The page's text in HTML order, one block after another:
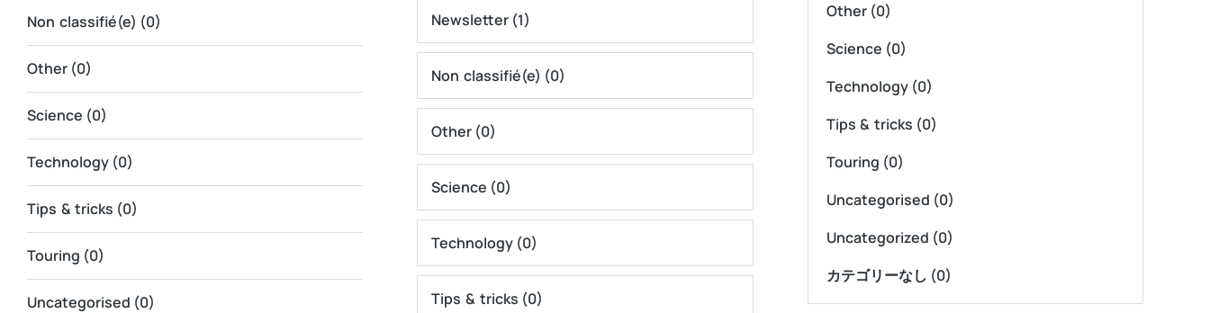
Non classifié(e) (0)
Other (0)
Science (0)
Technology (0)
Tips & tricks (0)
Touring (0)
Uncategorised (0)
Newsletter (1)
Non classifié(e) (0)
Other (0)
Science (0)
Technology (0)
Tips & tricks (0)
Other (0)
Science (0)
Technology (0)
Tips & tricks (0)
Touring (0)
Uncategorised (0)
Uncategorized (0)
カテゴリーなし (0)